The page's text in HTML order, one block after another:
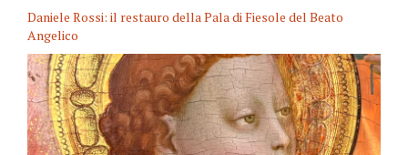
Daniele Rossi: il restauro della Pala di Fiesole del Beato
Angelico